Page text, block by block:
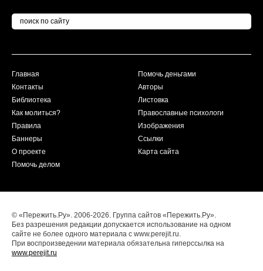
Главная
Контакты
Библиотека
Как молиться?
Правила
Баннеры
О проекте
Помочь делом
Помочь деньгами
Авторы
Листовка
Православные психологи
Изображения
Ссылки
Карта сайта
© «Пережить.Ру». 2006-2026. Группа сайтов «Пережить.Ру».
Без разрешения редакции допускается использование на одном
сайте не более одного материала с www.perejit.ru.
При воспроизведении материала обязательна гиперссылка на
www.perejit.ru